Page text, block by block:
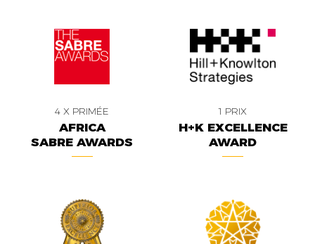
4 X PRIMÉE
AFRICA
SABRE AWARDS
1 PRIX
H+K EXCELLENCE
AWARD